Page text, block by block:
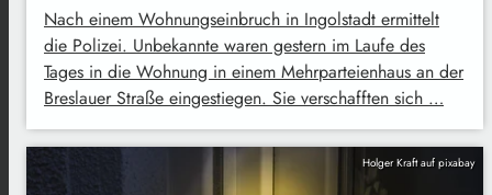
Nach einem Wohnungseinbruch in Ingolstadt ermittelt
die Polizei. Unbekannte waren gestern im Laufe des
Tages in die Wohnung in einem Mehrparteienhaus an der
Breslauer Straße eingestiegen. Sie verschafften sich …
Holger Kraft auf pixabay